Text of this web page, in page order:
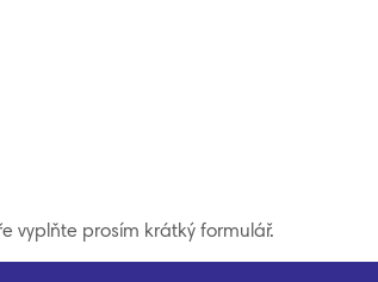
vyplňte prosím krátký formulář.